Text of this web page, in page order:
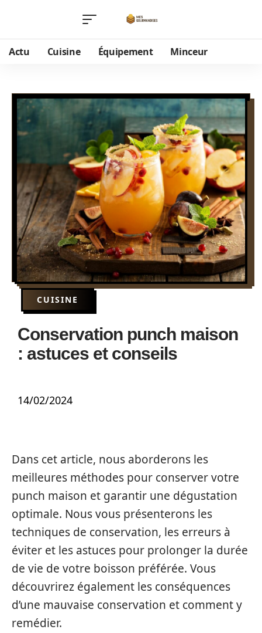
Actu Cuisine Équipement Minceur
CUISINE
Conservation punch maison
: astuces et conseils
14/02/2024
Dans cet article, nous aborderons les
meilleures méthodes pour conserver votre
punch maison et garantir une dégustation
optimale. Nous vous présenterons les
techniques de conservation, les erreurs à
éviter et les astuces pour prolonger la durée
de vie de votre boisson préférée. Vous
découvrirez également les conséquences
d’une mauvaise conservation et comment y
remédier.